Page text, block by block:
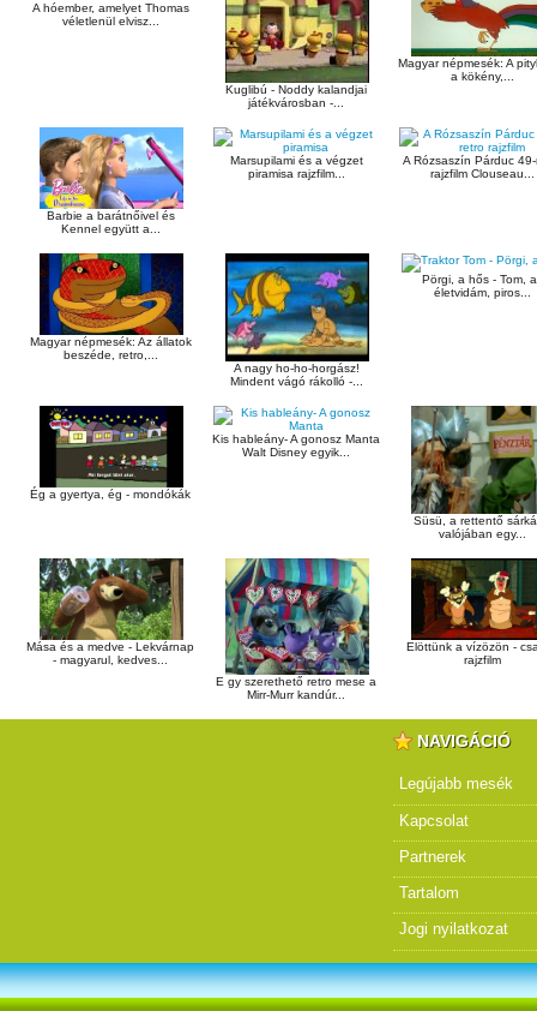
A hóember, amelyet Thomas
véletlenül elvisz...
Kuglibú - Noddy kalandjai
játékvárosban -...
Magyar népmesék: A
a kökény,...
Barbie a barátnőivel és
Kennel együtt a...
Marsupilami és a végzet
piramisa rajzfilm...
A Rózsaszín Párduc
rajzfilm Clouseau...
Magyar népmesék: Az állatok
beszéde, retro,...
A nagy ho-ho-horgász!
Mindent vágó rákolló -...
Pörgi, a hős - Tom,
életvidám, piros...
Ég a gyertya, ég - mondókák
Kis hableány- A gonosz Manta
Walt Disney egyik...
Süsü, a rettentő
valójában egy...
Mása és a medve - Lekvárnap
- magyarul, kedves...
E gy szerethető retro mese a
Mirr-Murr kandúr...
Elöttünk a vízözön -
rajzfilm
NAVIGÁCIÓ
Legújabb mesék
Kapcsolat
Partnerek
Tartalom
Jogi nyilatkozat